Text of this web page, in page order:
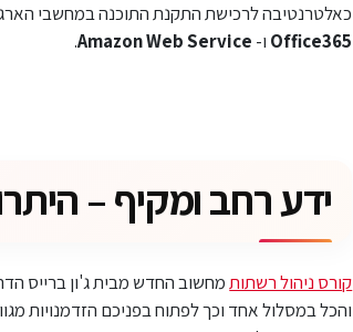
כאלטרנטיבה לרכישת התקנת התוכנה במחשבי
Office365 ו- Amazon Web Service
.
ידע רחב ומקיף –
קורס ניהול רשתות
והכל במסלול אחד וכך לפתוח בפניכם הזדמנויות